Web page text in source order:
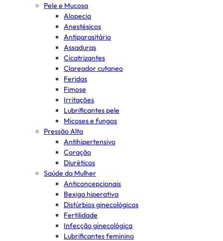
Pele e Mucosa
Alopecia
Anestésicos
Antiparasitário
Assaduras
Cicatrizantes
Clareador cutaneo
Feridas
Fimose
Irritações
Lubrificantes pele
Micoses e fungos
Pressão Alta
Antihipertensivo
Coração
Diuréticos
Saúde da Mulher
Anticoncepcionais
Bexiga hiperativa
Distúrbios ginecológicos
Fertilidade
Infecção ginecológica
Lubrificantes feminino